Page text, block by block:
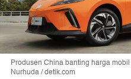
Produsen China banting harga
Nurhuda / detik.com